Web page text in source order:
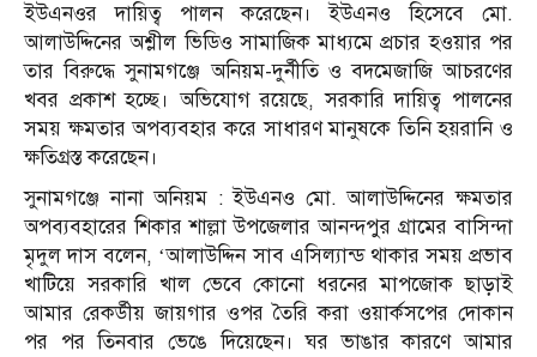
ইউএনওর দায়িত্ব পালন করেছেন। ইউএনও হিসেবে মো.
আলাউদ্দিনের অশ্লীল ভিডিও সামাজিক মাধ্যমে প্রচার হওয়ার পর
তার বিরুদ্ধে সুনামগঞ্জে অনিয়ম-দুর্নীতি ও বদমেজাজি আচরণের
খবর প্রকাশ হচ্ছে। অভিযোগ রয়েছে, সরকারি দায়িত্ব পালনের
সময় ক্ষমতার অপব্যবহার করে সাধারণ মানুষকে তিনি হয়রানি ও
ক্ষতিগ্রস্ত করেছেন।
সুনামগঞ্জে নানা অনিয়ম : ইউএনও মো. আলাউদ্দিনের ক্ষমতার
অপব্যবহারের শিকার শাল্লা উপজেলার আনন্দপুর গ্রামের বাসিন্দা
মৃদুল দাস বলেন, ‘আলাউদ্দিন সাব এসিল্যান্ড থাকার সময় প্রভাব
খাটিয়ে সরকারি খাল ভেবে কোনো ধরনের মাপজোক ছাড়াই
আমার রেকর্ডীয় জায়গার ওপর তৈরি করা ওয়ার্কসপের দোকান
পর পর তিনবার ভেঙে দিয়েছেন। ঘর ভাঙার কারণে আমার